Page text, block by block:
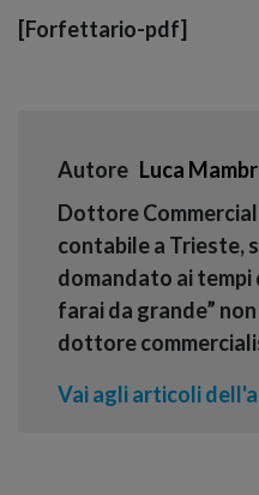
[Forfettario-pdf]
Autore Luca
Dottore
contabile a Trieste,
domandato ai tempi
farai da grande”
dottore
Vai agli articoli